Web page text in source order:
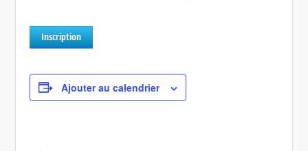
Inscription
Ajouter au calendrier